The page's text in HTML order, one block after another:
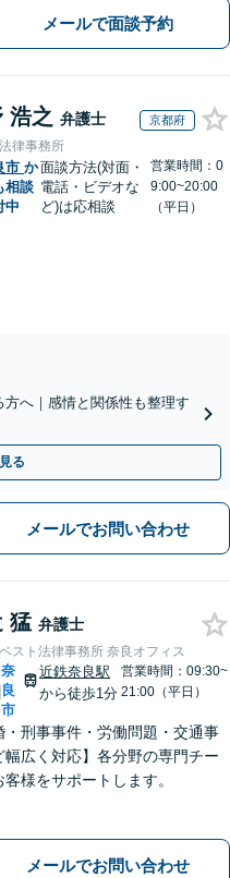
メールで面談予約
浩之 弁護士 京都府
律事務所
市 か
相談
中
面談方法(対面・
電話・ビデオな
ど)は応相談
営業時間：0
9:00~20:00
（平日）
へ｜感情と関係性も整理す
る
メールでお問い合わせ
猛 弁護士
スト法律事務所 奈良オフィス
|
奈
良
市
近鉄奈良駅
から徒歩1分
営業時間：09:30~
21:00（平日）
・刑事事件・労働問題・交通事
幅広く対応】各分野の専門チー
客様をサポートします。
メールでお問い合わせ